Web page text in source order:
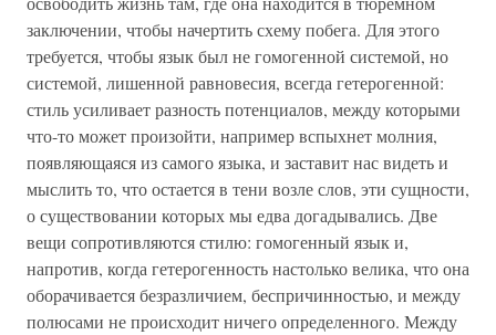
заключении, чтобы начертить схему побега. Для этого
требуется, чтобы язык был не гомогенной системой, но
системой, лишенной равновесия, всегда гетерогенной:
стиль усиливает разность потенциалов, между которыми
что-то может произойти, например вспыхнет молния,
появляющаяся из самого языка, и заставит нас видеть и
мыслить то, что остается в тени возле слов, эти сущности,
о существовании которых мы едва догадывались. Две
вещи сопротивляются стилю: гомогенный язык и,
напротив, когда гетерогенность настолько велика, что она
оборачивается безразличием, беспричинностью, и между
полюсами не происходит ничего определенного. Между